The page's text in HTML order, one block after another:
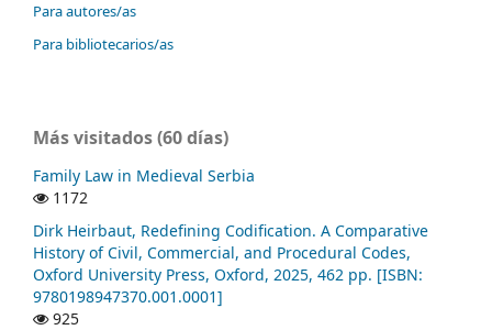
Para autores/as
Para bibliotecarios/as
Más visitados (60 días)
Family Law in Medieval Serbia
1172
Dirk Heirbaut, Redefining Codification. A Comparative
History of Civil, Commercial, and Procedural Codes,
Oxford University Press, Oxford, 2025, 462 pp. [ISBN:
9780198947370.001.0001]
925